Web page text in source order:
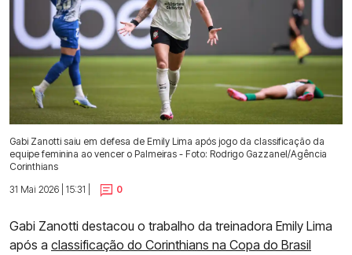
Gabi Zanotti saiu em defesa de Emily Lima após jogo da classificação da
equipe feminina ao vencer o Palmeiras - Foto: Rodrigo Gazzanel/Agência
Corinthians
31 Mai 2026 | 15:31 |
0
Gabi Zanotti destacou o trabalho da treinadora Emily Lima
após a classificação do Corinthians na Copa do Brasil